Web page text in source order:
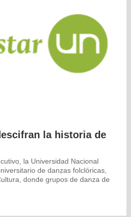
la historia de
la Universidad Nacional
de danzas folclóricas,
donde grupos de danza de